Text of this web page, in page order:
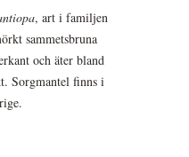
, art i familjen
sammetsbruna
och äter bland
Sorgmantel finns i